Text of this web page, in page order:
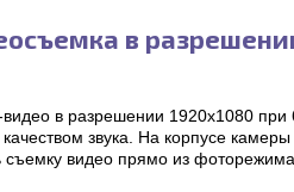
в
в разрешении 1920x1080 при
звука. На корпусе
видео прямо из